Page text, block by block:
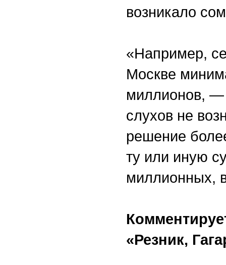
возникало
«Например,
Москве
миллионов, —
слухов не
решение
ту или иную
миллионных,
«Резник,